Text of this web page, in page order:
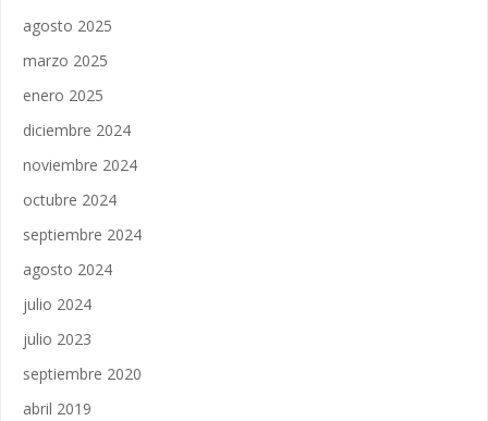
agosto 2025
marzo 2025
enero 2025
diciembre 2024
noviembre 2024
octubre 2024
septiembre 2024
agosto 2024
julio 2024
julio 2023
septiembre 2020
abril 2019